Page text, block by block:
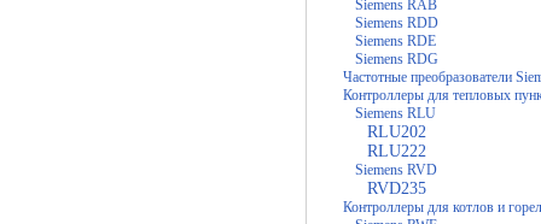
Siemens RAB
Siemens RDD
Siemens RDE
Siemens RDG
Частотные преобразователи
Контроллеры для тепловых
Siemens RLU
RLU202
RLU222
Siemens RVD
RVD235
Контроллеры для котлов и